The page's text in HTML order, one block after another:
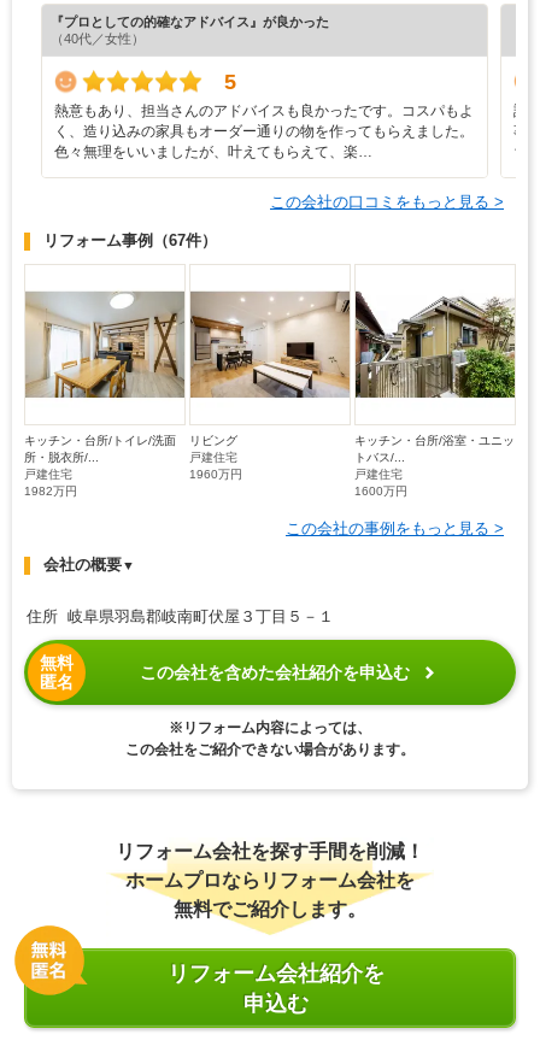
『プロとしての的確なアドバイス』が良かった
（40代／女性）
5
熱意もあり、担当さんのアドバイスも良かったです。コスパもよ
く、造り込みの家具もオーダー通りの物を作ってもらえました。
色々無理をいいましたが、叶えてもらえて、楽…
設
事
ち
この会社の口コミをもっと見る >
リフォーム事例 （67件）
キッチン・台所/トイレ/洗面
所・脱衣所/...
戸建住宅
1982万円
リビング
戸建住宅
1960万円
キッチン・台所/浴室・ユニッ
トバス/...
戸建住宅
1600万円
この会社の事例をもっと見る >
会社の概要▼
住所 岐阜県羽島郡岐南町伏屋３丁目５－１
無料
匿名
この会社を含めた会社紹介を申込む
※リフォーム内容によっては、
この会社をご紹介できない場合があります。
リフォーム会社を探す手間を削減！
ホームプロならリフォーム会社を
無料でご紹介します。
リフォーム会社紹介を
申込む